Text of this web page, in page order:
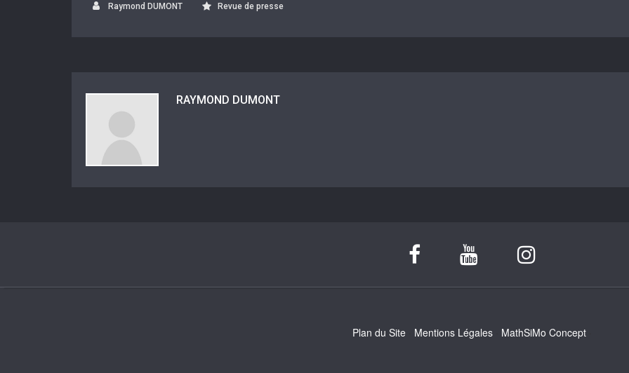
Raymond DUMONT Revue de presse
RAYMOND DUMONT
Plan du Site Mentions Légales MathSiMo Concept